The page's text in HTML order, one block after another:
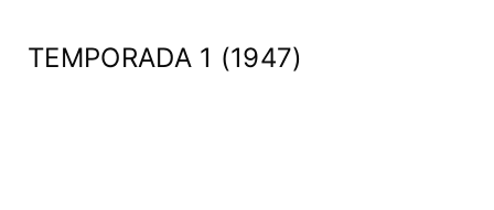
TEMPORADA 1 (1947)